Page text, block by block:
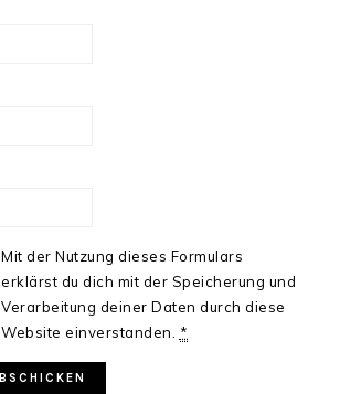
Mit der Nutzung dieses Formulars
erklärst du dich mit der Speicherung und
Verarbeitung deiner Daten durch diese
Website einverstanden. *